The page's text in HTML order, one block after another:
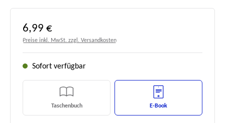
Regulärer Preis:
6,99 €
Preise inkl. MwSt. zzgl. Versandkosten
Sofort verfügbar
Taschenbuch E-Book